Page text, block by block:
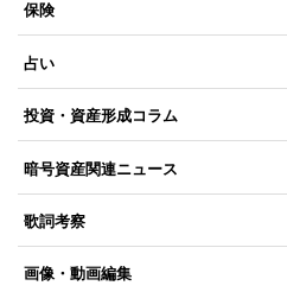
保険
占い
投資・資産形成コラム
暗号資産関連ニュース
歌詞考察
画像・動画編集